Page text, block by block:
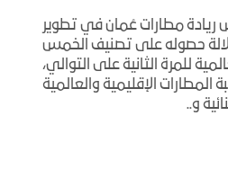
مطارات عُمان في تطوير
حصوله على تصنيف الخمس
للمرة الثانية على التوالي،
المطارات الإقليمية والعالمية
و..